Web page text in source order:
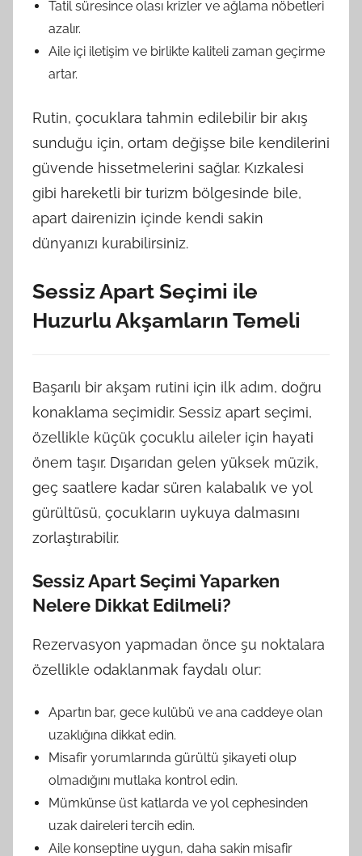
Tatil süresince olası krizler ve ağlama nöbetleri
azalır.
Aile içi iletişim ve birlikte kaliteli zaman geçirme
artar.
Rutin, çocuklara tahmin edilebilir bir akış
sunduğu için, ortam değişse bile kendilerini
güvende hissetmelerini sağlar. Kızkalesi
gibi hareketli bir turizm bölgesinde bile,
apart dairenizin içinde kendi sakin
dünyanızı kurabilirsiniz.
Sessiz Apart Seçimi ile
Huzurlu Akşamların Temeli
Başarılı bir akşam rutini için ilk adım, doğru
konaklama seçimidir. Sessiz apart seçimi,
özellikle küçük çocuklu aileler için hayati
önem taşır. Dışarıdan gelen yüksek müzik,
geç saatlere kadar süren kalabalık ve yol
gürültüsü, çocukların uykuya dalmasını
zorlaştırabilir.
Sessiz Apart Seçimi Yaparken
Nelere Dikkat Edilmeli?
Rezervasyon yapmadan önce şu noktalara
özellikle odaklanmak faydalı olur:
Apartın bar, gece kulübü ve ana caddeye olan
uzaklığına dikkat edin.
Misafir yorumlarında gürültü şikayeti olup
olmadığını mutlaka kontrol edin.
Mümkünse üst katlarda ve yol cephesinden
uzak daireleri tercih edin.
Aile konseptine uygun, daha sakin misafir